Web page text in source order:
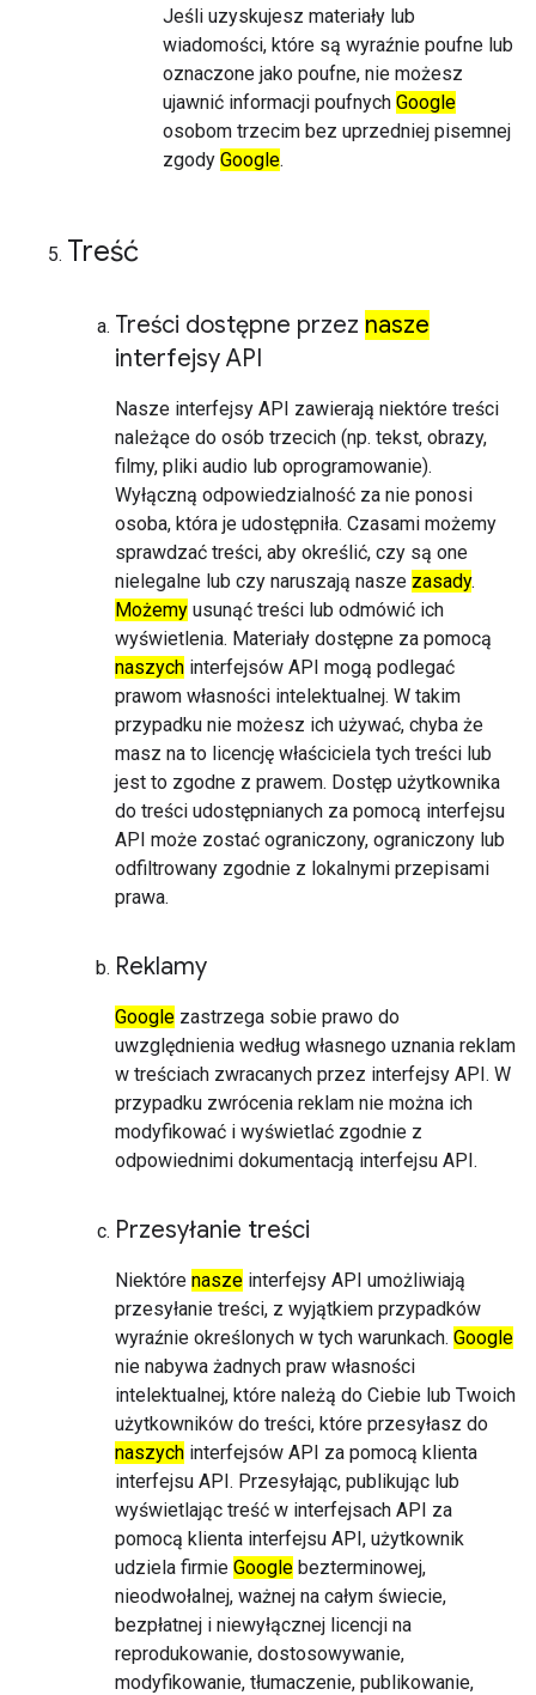
Jeśli uzyskujesz materiały lub
wiadomości, które są wyraźnie poufne lub
oznaczone jako poufne, nie możesz
ujawnić informacji poufnych Google
osobom trzecim bez uprzedniej pisemnej
zgody Google.
Treść
Treści dostępne przez nasze
interfejsy API
Nasze interfejsy API zawierają niektóre treści
należące do osób trzecich (np. tekst, obrazy,
filmy, pliki audio lub oprogramowanie).
Wyłączną odpowiedzialność za nie ponosi
osoba, która je udostępniła. Czasami możemy
sprawdzać treści, aby określić, czy są one
nielegalne lub czy naruszają nasze zasady.
Możemy usunąć treści lub odmówić ich
wyświetlenia. Materiały dostępne za pomocą
naszych interfejsów API mogą podlegać
prawom własności intelektualnej. W takim
przypadku nie możesz ich używać, chyba że
masz na to licencję właściciela tych treści lub
jest to zgodne z prawem. Dostęp użytkownika
do treści udostępnianych za pomocą interfejsu
API może zostać ograniczony, ograniczony lub
odfiltrowany zgodnie z lokalnymi przepisami
prawa.
Reklamy
Google zastrzega sobie prawo do
uwzględnienia według własnego uznania reklam
w treściach zwracanych przez interfejsy API. W
przypadku zwrócenia reklam nie można ich
modyfikować i wyświetlać zgodnie z
odpowiednimi dokumentacją interfejsu API.
Przesyłanie treści
Niektóre nasze interfejsy API umożliwiają
przesyłanie treści, z wyjątkiem przypadków
wyraźnie określonych w tych warunkach. Google
nie nabywa żadnych praw własności
intelektualnej, które należą do Ciebie lub Twoich
użytkowników do treści, które przesyłasz do
naszych interfejsów API za pomocą klienta
interfejsu API. Przesyłając, publikując lub
wyświetlając treść w interfejsach API za
pomocą klienta interfejsu API, użytkownik
udziela firmie Google bezterminowej,
nieodwołalnej, ważnej na całym świecie,
bezpłatnej i niewyłącznej licencji na
reprodukowanie, dostosowywanie,
modyfikowanie, tłumaczenie, publikowanie,